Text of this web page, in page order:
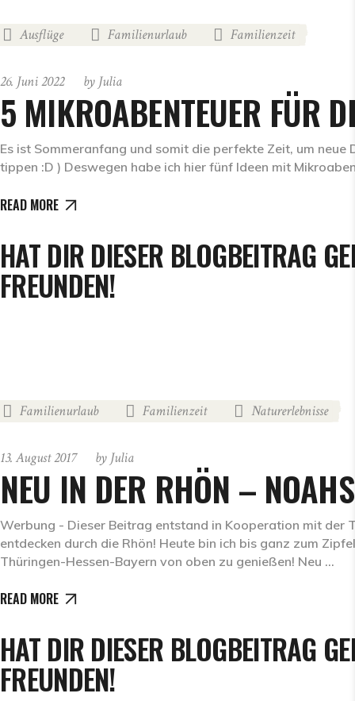
Ausflüge Familienurlaub Familienzeit
26. Juni 2022 by Julia
5 MIKROABENTEUER FÜR
Es ist Sommeranfang und somit die perfekte Zeit, um
tippen :D ) Deswegen habe ich hier fünf Ideen mit
READ MORE
HAT DIR DIESER BLOGBEITRAG
FREUNDEN!
Familienurlaub Familienzeit Naturerlebnisse
13. August 2017 by Julia
NEU IN DER RHÖN –
Werbung - Dieser Beitrag entstand in Kooperation mit der
entdecken durch die Rhön! Heute bin ich bis ganz zum
Thüringen-Hessen-Bayern von oben zu genießen! Neu
READ MORE
HAT DIR DIESER BLOGBEITRAG
FREUNDEN!